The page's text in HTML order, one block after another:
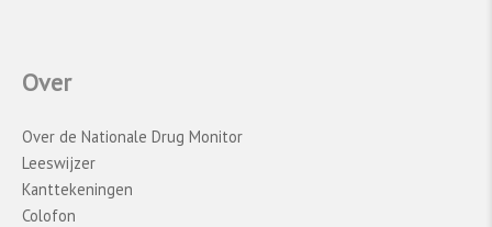
Over
Over de Nationale Drug Monitor
Leeswijzer
Kanttekeningen
Colofon